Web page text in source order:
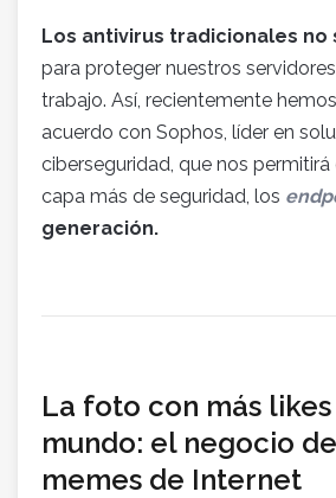
Los antivirus tradicionales no
para proteger nuestros
trabajo. Así, recientemente
acuerdo con Sophos, líder en
ciberseguridad, que nos
capa más de seguridad, los
generación.
La foto con más
mundo: el negocio
memes de Internet